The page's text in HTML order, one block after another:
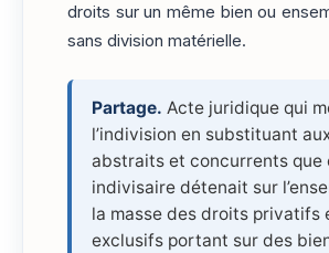
droits sur un même bien ou
sans division matérielle.
Partage. Acte juridique qui
l’indivision en substituant
abstraits et concurrents que
indivisaire détenait sur
la masse des droits privatifs
exclusifs portant sur des